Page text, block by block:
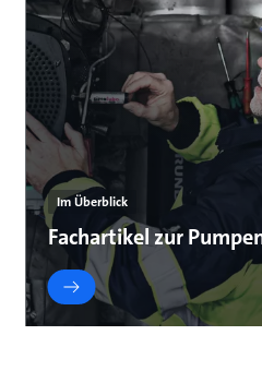
Im Überblick
Fachartikel zur